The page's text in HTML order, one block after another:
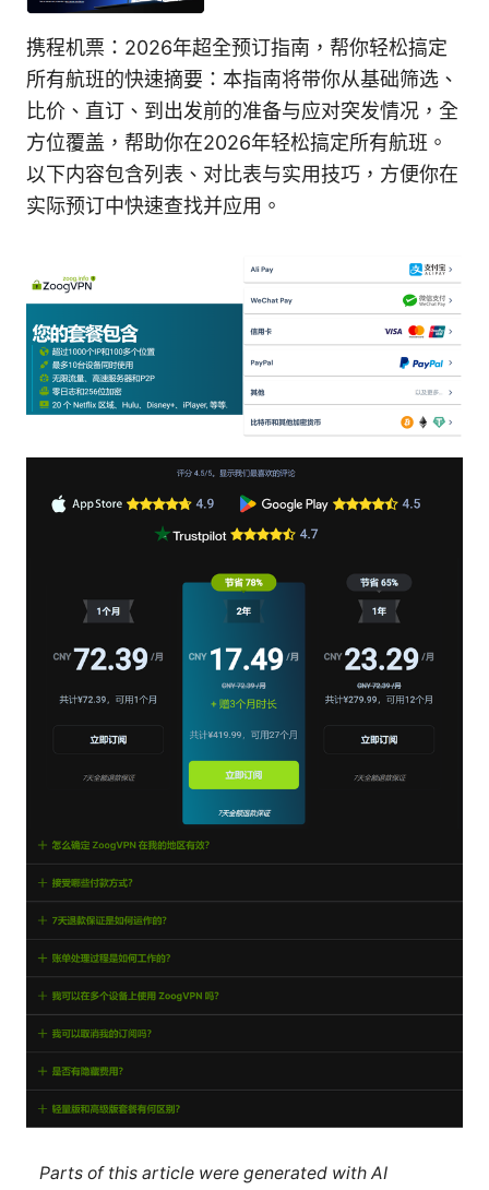
携程机票：2026年超全预订指南，帮你轻松搞定
所有航班的快速摘要：本指南将带你从基础筛选、
比价、直订、到出发前的准备与应对突发情况，全
方位覆盖，帮助你在2026年轻松搞定所有航班。
以下内容包含列表、对比表与实用技巧，方便你在
实际预订中快速查找并应用。
Parts of this article were generated with AI